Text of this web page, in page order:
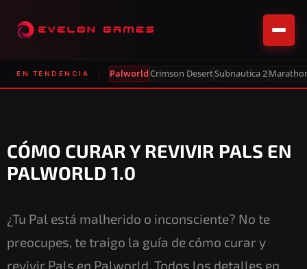
EN TENDENCIA PalworldCrimson DesertSubnautica 2
CÓMO CURAR Y REVIVIR PALS EN
PALWORLD 1.0
¿Tu Pal está malherido o inconsciente? No te
preocupes, te traigo la guía de cómo curar y
revivir Pals en Palworld. Todos los detalles en